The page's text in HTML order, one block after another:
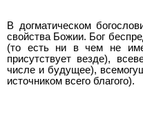
В догматическом
свойства Божии. Бог
(то есть ни в чем не
присутствует везде),
числе и будущее),
источником всего благого).